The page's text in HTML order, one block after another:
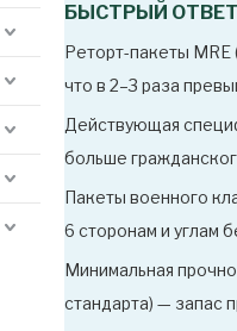
БЫСТРЫЙ ОТВЕТ
Реторт-пакеты MRE
что в 2–3 раза
Действующая
больше
Пакеты военного
6 сторонам и углам
Минимальная
стандарта) — запас